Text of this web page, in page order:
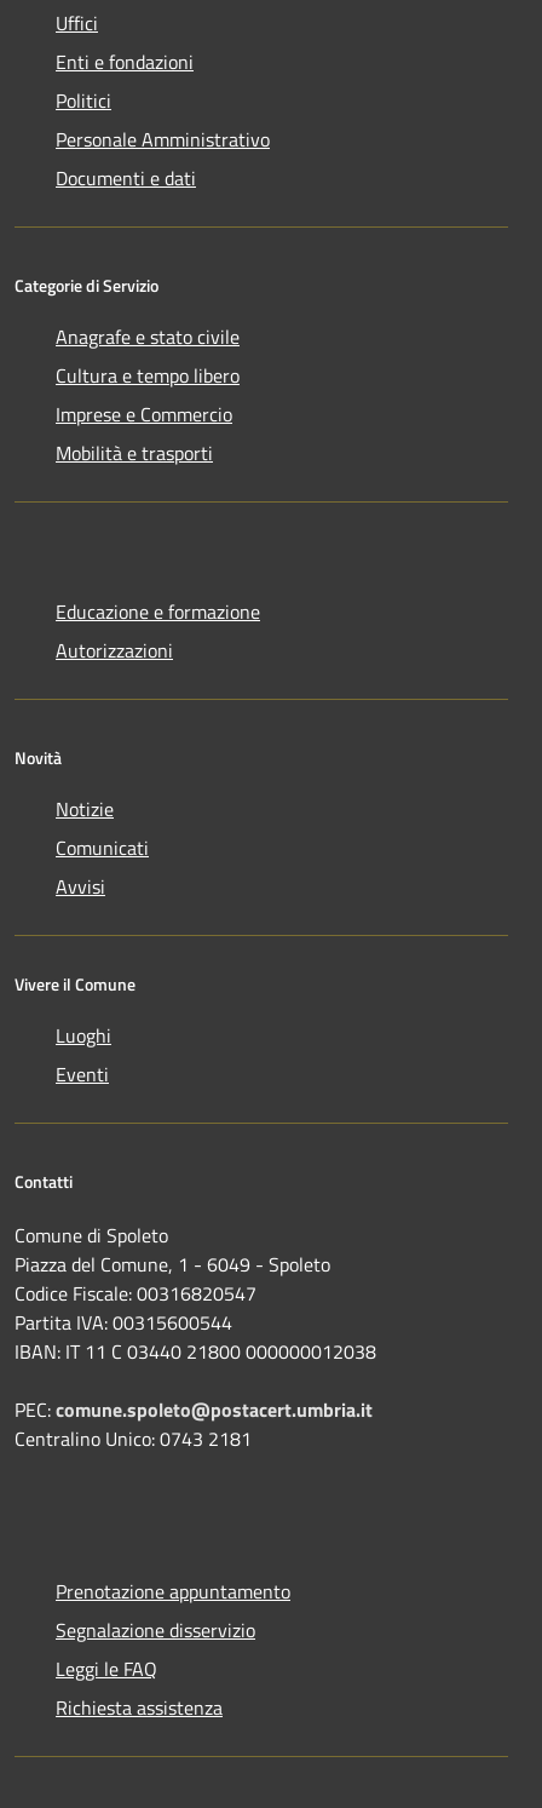
Uffici
Enti e fondazioni
Politici
Personale Amministrativo
Documenti e dati
Categorie di Servizio
Anagrafe e stato civile
Cultura e tempo libero
Imprese e Commercio
Mobilità e trasporti
Educazione e formazione
Autorizzazioni
Novità
Notizie
Comunicati
Avvisi
Vivere il Comune
Luoghi
Eventi
Contatti
Comune di Spoleto
Piazza del Comune, 1 - 6049 - Spoleto
Codice Fiscale: 00316820547
Partita IVA: 00315600544
IBAN: IT 11 C 03440 21800 000000012038
PEC:comune.spoleto@postacert.umbria.it
Centralino Unico: 0743 2181
Prenotazione appuntamento
Segnalazione disservizio
Leggi le FAQ
Richiesta assistenza